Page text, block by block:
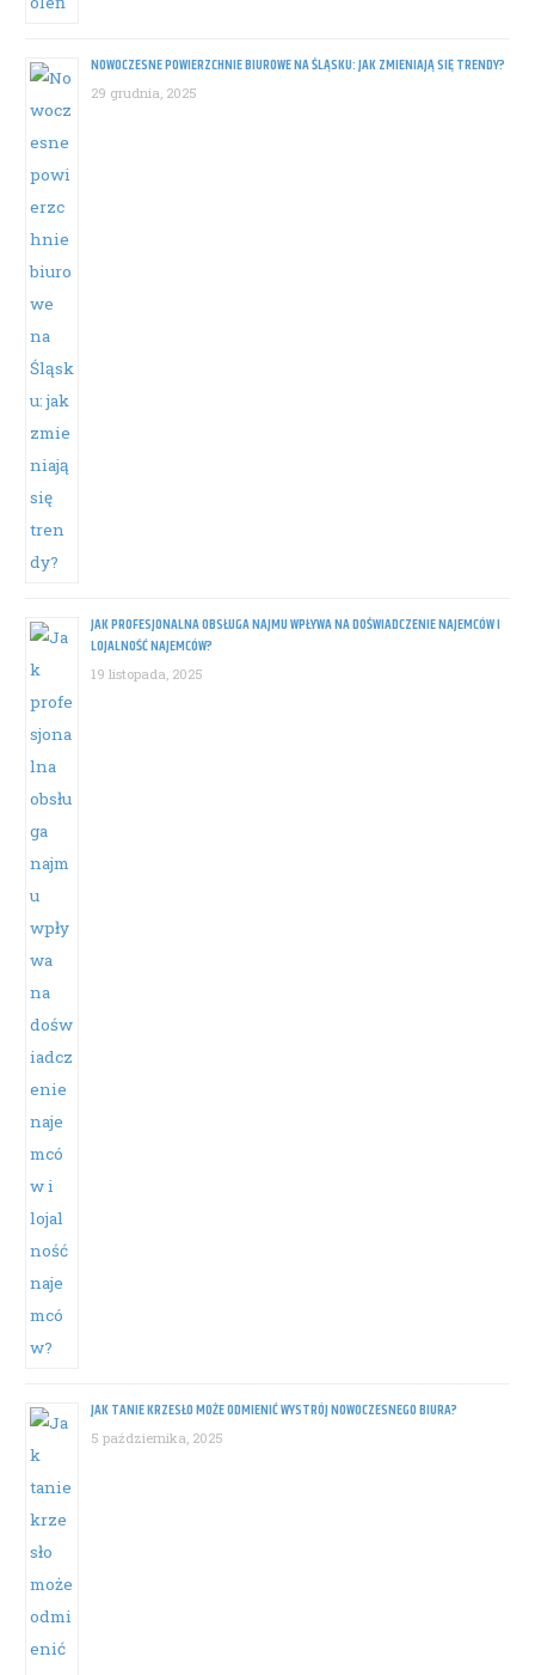
NOWOCZESNE POWIERZCHNIE BIUROWE NA ŚLĄSKU: JAK ZMIENIAJĄ SIĘ TRENDY?
29 grudnia, 2025
JAK PROFESJONALNA OBSŁUGA NAJMU WPŁYWA NA DOŚWIADCZENIE NAJEMCÓW I
LOJALNOŚĆ NAJEMCÓW?
19 listopada, 2025
JAK TANIE KRZESŁO MOŻE ODMIENIĆ WYSTRÓJ NOWOCZESNEGO BIURA?
5 października, 2025